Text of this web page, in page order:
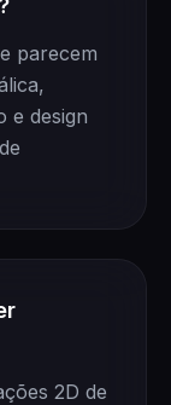
parecem
e design
2D de